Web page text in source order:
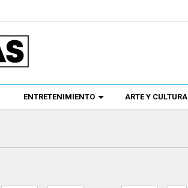
ENTRETENIMIENTO ARTE Y CULTURA